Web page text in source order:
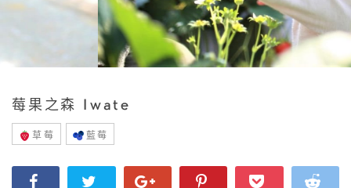
莓果之森 Iwate
草莓 藍莓